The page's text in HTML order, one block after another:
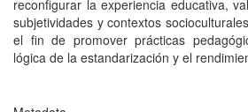
reconfigurar la experiencia educativa,
subjetividades y contextos
el fin de promover prácticas
lógica de la estandarización y el